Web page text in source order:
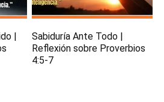
|
Sabiduría Ante Todo |
Reflexión sobre Proverbios
4:5-7